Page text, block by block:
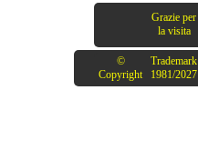
Grazie per
la visita
©
Copyright
Trademark
1981/2027